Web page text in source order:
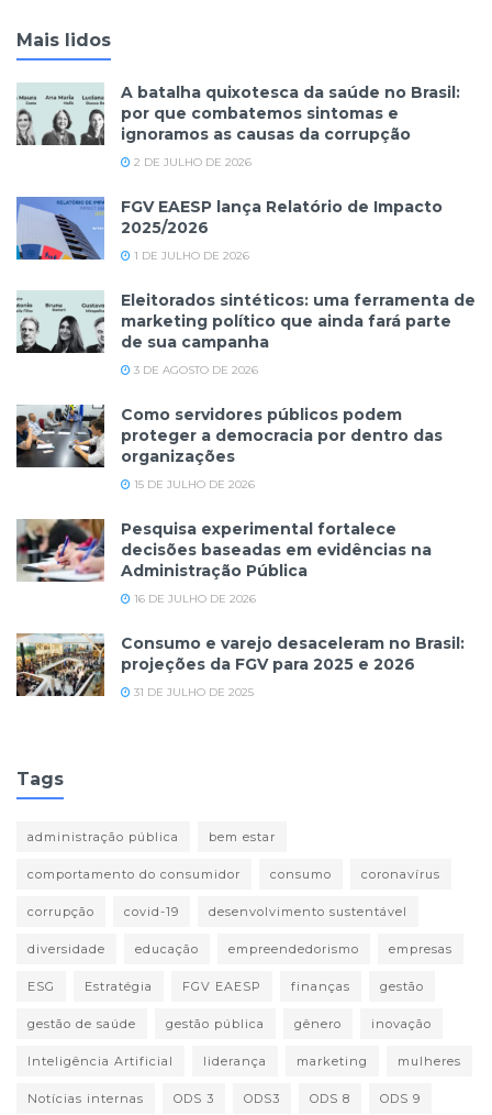
Mais lidos
A batalha quixotesca da saúde no Brasil:
por que combatemos sintomas e
ignoramos as causas da corrupção
2 DE JULHO DE 2026
FGV EAESP lança Relatório de Impacto
2025/2026
1 DE JULHO DE 2026
Eleitorados sintéticos: uma ferramenta de
marketing político que ainda fará parte
de sua campanha
3 DE AGOSTO DE 2026
Como servidores públicos podem
proteger a democracia por dentro das
organizações
15 DE JULHO DE 2026
Pesquisa experimental fortalece
decisões baseadas em evidências na
Administração Pública
16 DE JULHO DE 2026
Consumo e varejo desaceleram no Brasil:
projeções da FGV para 2025 e 2026
31 DE JULHO DE 2025
Tags
administração pública bem estar
comportamento do consumidor consumo coronavírus
corrupção covid-19 desenvolvimento sustentável
diversidade educação empreendedorismo empresas
ESG Estratégia FGV EAESP finanças gestão
gestão de saúde gestão pública gênero inovação
Inteligência Artificial liderança marketing mulheres
Notícias internas ODS 3 ODS3 ODS 8 ODS 9